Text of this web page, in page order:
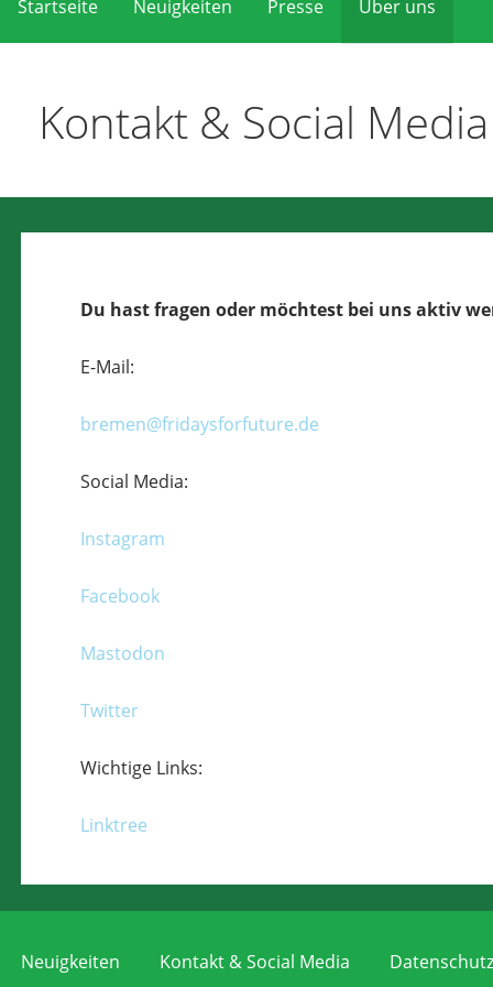
Startseite Neuigkeiten Presse Über uns
Kontakt & Social Media
Du hast fragen oder möchtest bei uns aktiv
E-Mail:
bremen@fridaysforfuture.de
Social Media:
Instagram
Facebook
Mastodon
Twitter
Wichtige Links:
Linktree
Neuigkeiten Kontakt & Social Media